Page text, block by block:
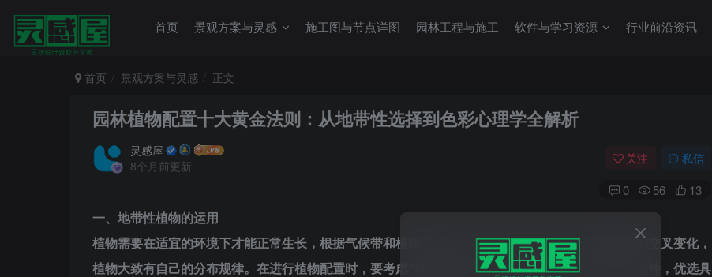
首页 景观方案与灵感 施工图与节点详图 园林工程与施工 软件与学习资源 行业前沿资讯
首页 景观方案与灵感 正文
园林植物配置十大黄金法则：从地带性选择到色彩心理学全解析
灵感屋
8个月前更新
关注 私信
0 56 13
一、地带性植物的运用
植物需要在适宜的环境下才能正常生长，根据气候带和植物生长特性，从经度、纬度、垂直高度等的交叉变化，
植物大致有自己的分布规律。在进行植物配置时，要考虑气候带对植物生长造成的影响。根据立地条件，优选具